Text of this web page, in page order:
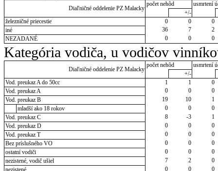
Diaľničné oddelenie PZ Malacky
počet nehôd
usmrtení
+/-
železničné priecestie
0 0
0
iné
36 7
2
NEZADANÉ
0 0 0
Kategória vodiča, u vodičov
Diaľničné oddelenie PZ Malacky
počet nehôd
usmrtení
+/-
Vod. preukaz A do 50cc
1 1
0
Vod. preukaz A
0 0
0
Vod. preukaz B
19 10
1
mladší ako 18 rokov
0 0
0
Vod. preukaz C
8 -3
1
Vod. preukaz D
0 0
0
Vod. preukaz T
0 0
0
Bez príslušného VO
0 0
0
ostatní vodiči
0 0
0
nezistené, vodič ušiel
7 2
0
0 0
0